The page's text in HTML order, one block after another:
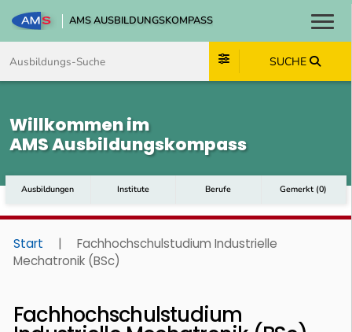
AMS AUSBILDUNGSKOMPASS
SUCHE
Willkommen im
AMS Ausbildungskompass
Ausbildungen Institute Berufe Gemerkt (0)
Start |
Fachhochschulstudium Industrielle
Mechatronik (BSc)
Fachhochschulstudium